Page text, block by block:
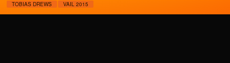
TOBIAS DREWS
VAIL 2015